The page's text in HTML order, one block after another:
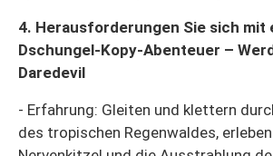
4. Herausforderungen Sie sich mit
Dschungel-Kopy-Abenteuer –
Daredevil
- Erfahrung: Gleiten und klettern
des tropischen Regenwaldes,